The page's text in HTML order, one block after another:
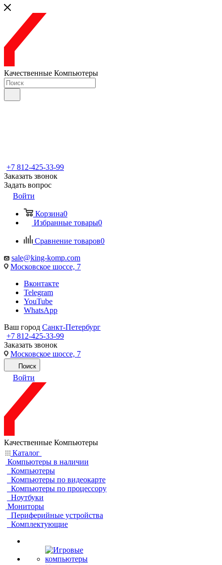
Качественные Компьютеры
+7 812-425-33-99
Заказать звонок
Задать вопрос
Войти
Корзина0
Избранные товары0
Сравнение товаров0
sale@king-komp.com
Московское шоссе, 7
Вконтакте
Telegram
YouTube
WhatsApp
Ваш город Санкт-Петербург
+7 812-425-33-99
Заказать звонок
Московское шоссе, 7
Поиск
Войти
Качественные Компьютеры
Каталог
Компьютеры в наличии
Компьютеры
Компьютеры по видеокарте
Компьютеры по процессору
Ноутбуки
Мониторы
Периферийные устройства
Комплектующие